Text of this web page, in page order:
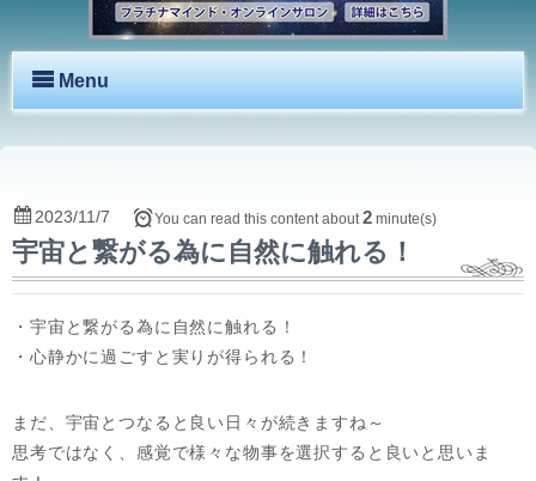
Menu
宇宙と繋がる為に自然に触れる！
2023/11/7 You can read this content about2 minute(s)
・宇宙と繋がる為に自然に触れる！
・心静かに過ごすと実りが得られる！
まだ、宇宙とつなると良い日々が続きますね～
思考ではなく、感覚で様々な物事を選択すると良いと思いま